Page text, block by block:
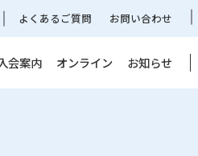
よくあるご質問 お問い合わせ
会案内 オンライン お知らせ